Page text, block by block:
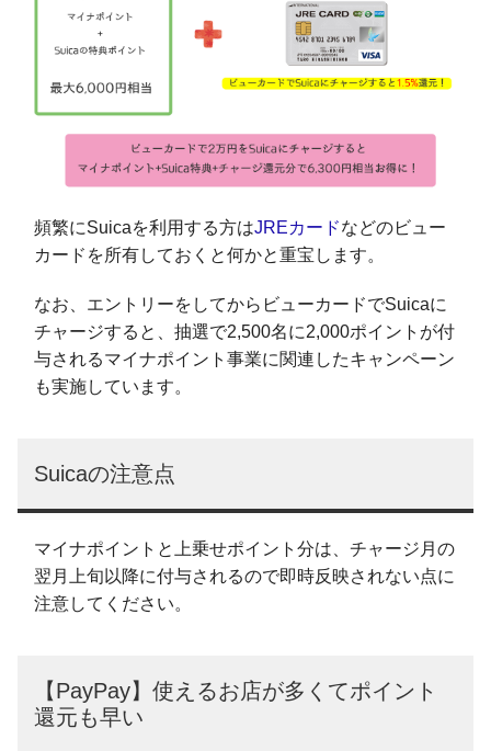
頻繁にSuicaを利用する方はJREカードなどのビュー
カードを所有しておくと何かと重宝します。
なお、エントリーをしてからビューカードでSuicaに
チャージすると、抽選で2,500名に2,000ポイントが付
与されるマイナポイント事業に関連したキャンペーン
も実施しています。
Suicaの注意点
マイナポイントと上乗せポイント分は、チャージ月の
翌月上旬以降に付与されるので即時反映されない点に
注意してください。
【PayPay】使えるお店が多くてポイント
還元も早い